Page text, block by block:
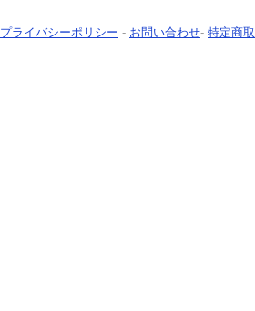
プライバシーポリシー - お問い合わせ- 特定商